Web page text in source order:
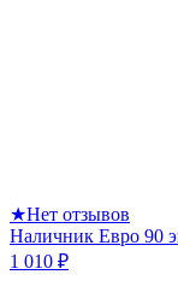
★Нет отзывов
Наличник Евро 90
1 010 ₽